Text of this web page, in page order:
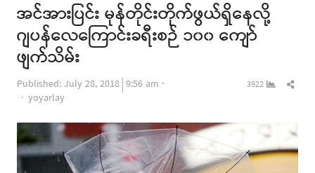
အင်အားပြင်း မုန်တိုင်းတိုက်ဖွယ်ရှိနေလို့
ဂျပန်လေကြောင်းခရီးစဉ် ၁၀၀ ကျော်
ဖျက်သိမ်း
Published:July 28, 2018 9:56 am
Author
yoyarlay
3922